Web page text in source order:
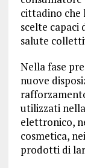
cittadino che
scelte capaci
salute
Nella fase
nuove
utilizzati
elettronico,
cosmetica,
prodotti di